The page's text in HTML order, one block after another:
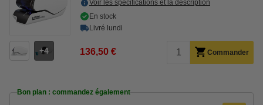
4
Voir les spécifications et la description
En stock
Livré lundi
136,50 € Commander
Bon plan : commandez également